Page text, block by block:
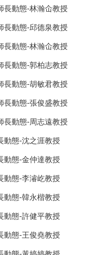
長動態-林瀚仚教授
長動態-邱德泉教授
長動態-林瀚仚教授
長動態-郭柏志教授
長動態-胡敏君教授
長動態-張俊盛教授
長動態-周志遠教授
動態-沈之涯教授
動態-金仲達教授
動態-李濬屹教授
動態-韓永楷教授
動態-許健平教授
動態-王俊堯教授